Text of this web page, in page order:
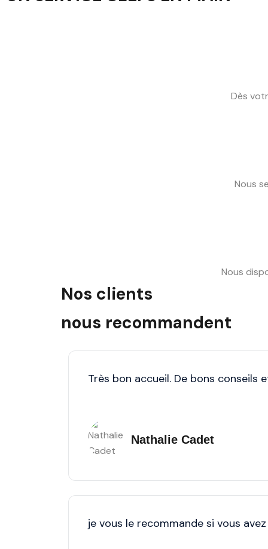
Dès
Nous
Nous
Nos clients
nous recommandent
Très bon accueil. De bons conseils
Nathalie Cadet
je vous le recommande si vous